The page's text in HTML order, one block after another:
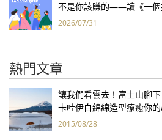
不是你該賺的——讀《一個
2026/07/31
熱門文章
讓我們看雲去！富士山腳
卡哇伊白綿綿造型療癒你
2015/08/28